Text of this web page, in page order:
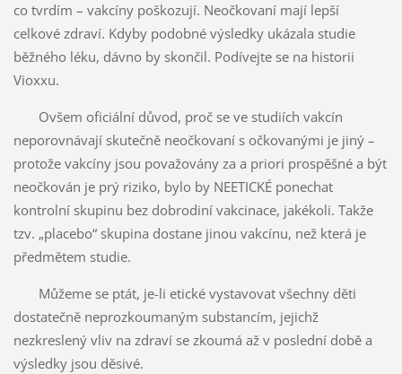
co tvrdím – vakcíny poškozují. Neočkovaní mají lepší
celkové zdraví. Kdyby podobné výsledky ukázala studie
běžného léku, dávno by skončil. Podívejte se na historii
Vioxxu.
Ovšem oficiální důvod, proč se ve studiích vakcín
neporovnávají skutečně neočkovaní s očkovanými je jiný –
protože vakcíny jsou považovány za a priori prospěšné a být
neočkován je prý riziko, bylo by NEETICKÉ ponechat
kontrolní skupinu bez dobrodiní vakcinace, jakékoli. Takže
tzv. „placebo“ skupina dostane jinou vakcínu, než která je
předmětem studie.
Můžeme se ptát, je-li etické vystavovat všechny děti
dostatečně neprozkoumaným substancím, jejichž
nezkreslený vliv na zdraví se zkoumá až v poslední době a
výsledky jsou děsivé.